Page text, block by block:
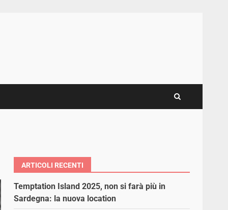
ARTICOLI RECENTI
Temptation Island 2025, non si farà più in
Sardegna: la nuova location